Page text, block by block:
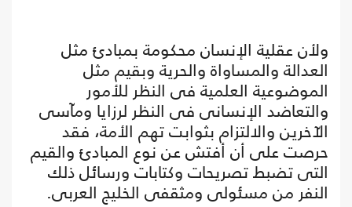
ولأن عقلية الإنسان محكومة بمبادئ مثل
العدالة والمساواة والحرية وبقيم مثل
الموضوعية العلمية فى النظر للأمور
والتعاضد الإنسانى فى النظر لرزايا ومآسى
الآخرين والالتزام بثوابت تهم الأمة، فقد
حرصت على أن أفتش عن نوع المبادئ والقيم
التى تضبط تصريحات وكتابات ورسائل ذلك
النفر من مسئولى ومثقفى الخليج العربى.